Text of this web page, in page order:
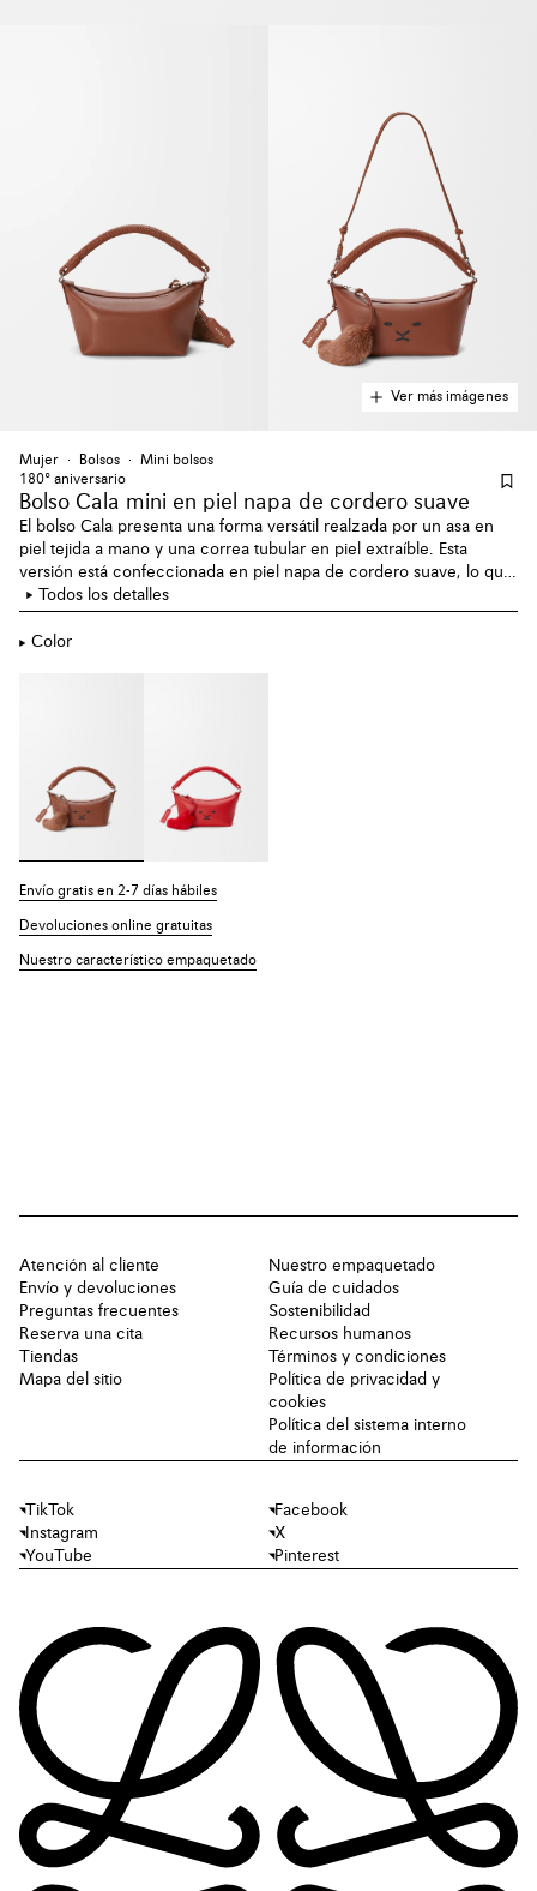
Ver más imágenes
Mujer Bolsos
Mini bolsos
180º aniversario
Bolso Cala mini en piel napa de cordero suave
El bolso Cala presenta una forma versátil realzada por un asa en
piel tejida a mano y una correa tubular en piel extraíble. Esta
versión está confeccionada en piel napa de cordero suave, lo que
le confiere un tacto delicado y flexible. Esta versión del Lion
Intarsio, parte de la colección cápsula del aniversario de LOEWE,
presenta una de las técnicas más icónicas de LOEWE, con la figura
Todos los detalles
Color
Envío gratis en 2-7 días hábiles
Devoluciones online gratuitas
Nuestro característico empaquetado
Atención al cliente
Envío y devoluciones
Preguntas frecuentes
Reserva una cita
Tiendas
Mapa del sitio
Nuestro empaquetado
Guía de cuidados
Sostenibilidad
Recursos humanos
Términos y condiciones
Política de privacidad y
cookies
Política del sistema interno
de información
TikTok
Facebook
Instagram
X
YouTube
Pinterest